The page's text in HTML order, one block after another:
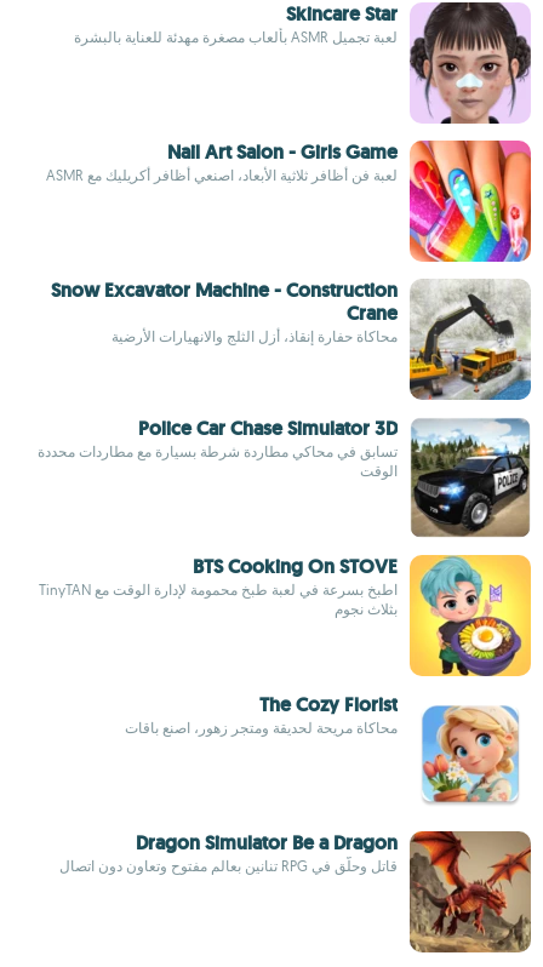
Skincare Star
لعبة تجميل ASMR بألعاب مصغرة مهدئة للعناية بالبشرة
Nail Art Salon - Girls Game
لعبة فن أظافر ثلاثية الأبعاد، اصنعي أظافر أكريليك مع ASMR
Snow Excavator Machine - Construction
Crane
محاكاة حفارة إنقاذ، أزل الثلج والانهيارات الأرضية
Police Car Chase Simulator 3D
تسابق في محاكي مطاردة شرطة بسيارة مع مطاردات محددة
الوقت
BTS Cooking On STOVE
اطبخ بسرعة في لعبة طبخ محمومة لإدارة الوقت مع TinyTAN
بثلاث نجوم
The Cozy Florist
محاكاة مريحة لحديقة ومتجر زهور، اصنع باقات
Dragon Simulator Be a Dragon
قاتل وحلّق في RPG تنانين بعالم مفتوح وتعاون دون اتصال